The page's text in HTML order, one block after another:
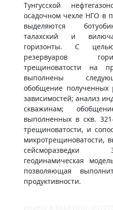
Тунгусской
осадочном чехле НГО в
выделяются
талахский и
горизонты. С
резервуаров
трещиноватости на
выполнены
обобщение полученных
зависимостей; анализ
скважинам;
выполненных в скв.
трещиноватости, и
микротрещиноватости,
сейсморазведки
геодинамическая
позволяющая
продуктивности.